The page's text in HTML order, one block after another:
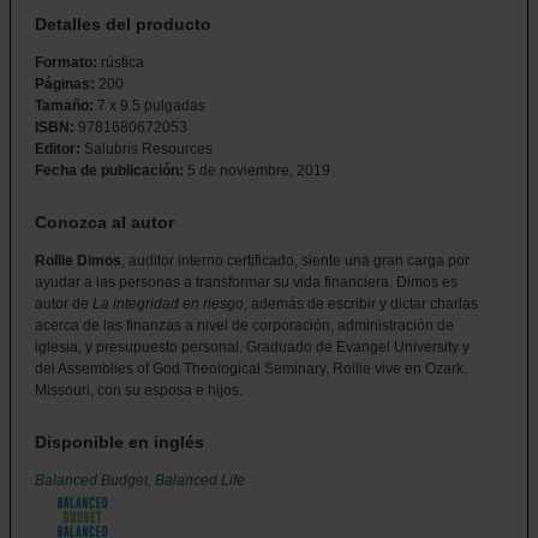
Detalles del producto
Formato: rústica
Páginas: 200
Tamaño: 7 x 9.5 pulgadas
ISBN: 9781680672053
Editor: Salubris Resources
Fecha de publicación: 5 de noviembre, 2019
Conozca al autor
Rollie Dimos, auditor interno certificado, siente una gran carga por
ayudar a las personas a transformar su vida financiera. Dimos es
autor de La integridad en riesgo, además de escribir y dictar charlas
acerca de las finanzas a nivel de corporación, administración de
iglesia, y presupuesto personal. Graduado de Evangel University y
del Assemblies of God Theological Seminary, Rollie vive en Ozark,
Missouri, con su esposa e hijos.
Disponible en inglés
Balanced Budget, Balanced Life